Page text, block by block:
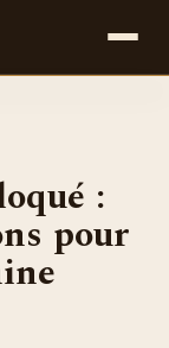
:
pour